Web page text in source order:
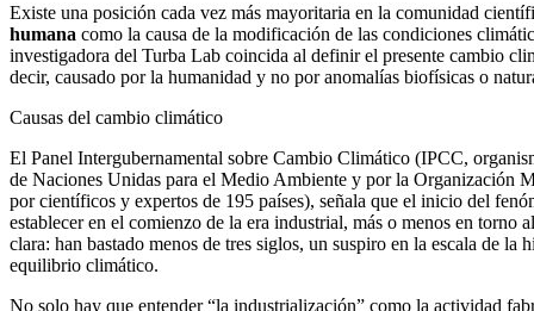
Existe una posición cada vez más mayoritaria en la comunidad
humana como la causa de la modificación de las condiciones
investigadora del Turba Lab coincida al definir el presente cambio
decir, causado por la humanidad y no por anomalías biofísicas o
Causas del cambio climático
El Panel Intergubernamental sobre Cambio Climático (IPCC,
de Naciones Unidas para el Medio Ambiente y por la Organización
por científicos y expertos de 195 países), señala que el inicio del
establecer en el comienzo de la era industrial, más o menos en torno
clara: han bastado menos de tres siglos, un suspiro en la escala de la
equilibrio climático.
No solo hay que entender “la industrialización” como la actividad